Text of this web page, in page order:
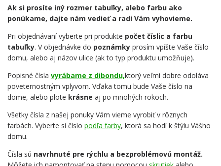
Ak si prosíte iný rozmer tabuľky, alebo farbu ako
ponúkame, dajte nám vedieť a radi Vám vyhovieme.
Pri objednávaní vyberte pri produkte počet číslic a farbu
tabuľky. V objednávke do poznámky prosím vpíšte Vaše číslo
domu, alebo aj názov ulice (ak to typ produktu umožňuje).
Popisné čísla vyrábame z dibondu,ktorý veľmi dobre odoláva
poveternostným vplyvom. Vďaka tomu bude Vaše číslo na
dome, alebo plote krásne aj po mnohých rokoch.
Všetky čísla z našej ponuky Vám vieme vyrobiť v rôznych
farbách. Vyberte si číslo podľa farby, ktorá sa hodí k štýlu Vášho
domu.
Čísla sú navrhnuté pre rýchlu a bezproblémovú montáž.